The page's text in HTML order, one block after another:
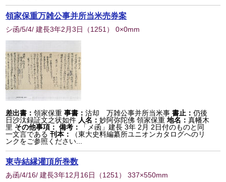
領家保重万雑公事并所当米売券案
シ函/5/4/ 建長3年2月3日 （1251 ） 0×0mm
差出書：領家保重 事書：沽却 万雑公事并所当米事書止：仍後
日沙汰録証文之状如件 人名：妙阿弥陀佛 領家保重 地名：真幡木
里 その他事項： 備考：
「メ函」建長 3年 2月 2日付のものと同
一文言である 刊本：
（東大史料編纂所ユニオンカタログへのリ
ンクをご参照ください...
東寺結縁灌頂所巻数
あ函/4/16/ 建長3年12月16日 （1251 ） 337×550mm